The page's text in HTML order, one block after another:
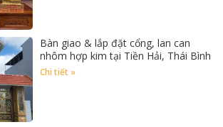
Bàn giao & lắp đặt cổng, lan can
nhôm hợp kim tại Tiền Hải, Thái Bình
Chi tiết »